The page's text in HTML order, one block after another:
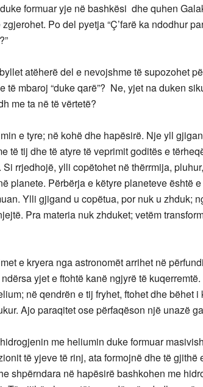
formuar yje në bashkësi dhe quhen
Po del pyetja “Ç’farë ka ndodhur
atëherë del e nevojshme të supozohet
të mbaroj “duke qarë”? Ne, yjet na duken
me ta në të vërtetë?
e tyre; në kohë dhe hapësirë. Nje yll
të tij dhe të atyre të veprimit goditës e
rrjedhojë, ylli copëtohet në thërrmija,
planete. Përbërja e këtyre planeteve është e
Ylli gjigand u copëtua, por nuk u zhduk;
Pra materia nuk zhduket; vetëm
e kryera nga astronomët arrihet në
yjet e ftohtë kanë ngjyrë të
në qendrën e tij fryhet, ftohet dhe bëhet i
Ajo paraqitet ose përfaqëson një unazë
me heliumin duke formuar
të yjeve të rinj, ata formojnë dhe të gjithë
shpërndara në hapësirë bashkohen me